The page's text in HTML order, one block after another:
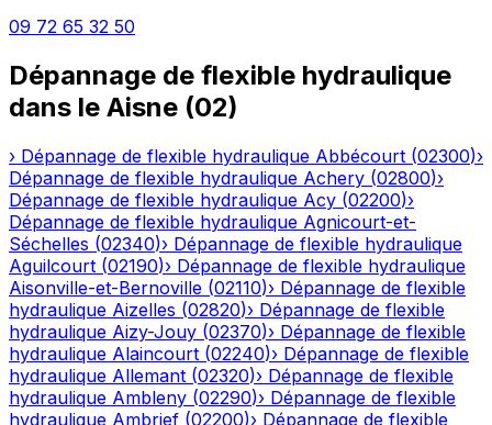
09 72 65 32 50
Dépannage de flexible hydraulique
dans le Aisne (02)
› Dépannage de flexible hydraulique Abbécourt (02300)›
Dépannage de flexible hydraulique Achery (02800)›
Dépannage de flexible hydraulique Acy (02200)›
Dépannage de flexible hydraulique Agnicourt-et-
Séchelles (02340)› Dépannage de flexible hydraulique
Aguilcourt (02190)› Dépannage de flexible hydraulique
Aisonville-et-Bernoville (02110)› Dépannage de flexible
hydraulique Aizelles (02820)› Dépannage de flexible
hydraulique Aizy-Jouy (02370)› Dépannage de flexible
hydraulique Alaincourt (02240)› Dépannage de flexible
hydraulique Allemant (02320)› Dépannage de flexible
hydraulique Ambleny (02290)› Dépannage de flexible
hydraulique Ambrief (02200)› Dépannage de flexible